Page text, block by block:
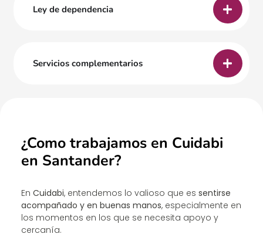
Ley de dependencia
Servicios complementarios
¿Como trabajamos en Cuidabi
en Santander?
En Cuidabi, entendemos lo valioso que es sentirse
acompañado y en buenas manos, especialmente en
los momentos en los que se necesita apoyo y
cercanía.